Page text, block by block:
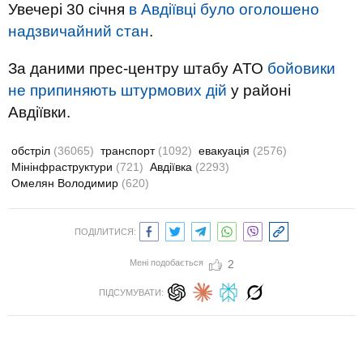
Увечері 30 січня в Авдіївці було оголошено
надзвичайний стан.
За даними прес-центру штабу АТО бойовики
не припиняють штурмових дій у районі
Авдіївки.
обстріл (36065) транспорт (1092) евакуація (2576)
Мінінфраструктури (721) Авдіївка (2293)
Омелян Володимир (620)
ПОДІЛИТИСЯ:
Мені подобається 2
ПІДСУМУВАТИ: